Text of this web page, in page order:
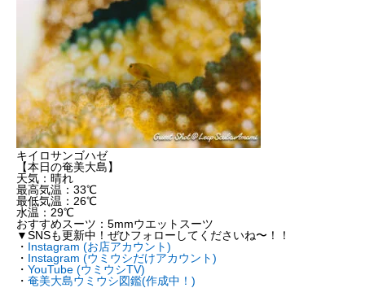
キイロサンゴハゼ
【本日の奄美大島】
天気：晴れ
最高気温：33℃
最低気温：26℃
水温：29℃
おすすめスーツ：5mmウエットスーツ
▼SNSも更新中！ぜひフォローしてくださいね〜！！
・ Instagram (お店アカウント)
・ Instagram (ウミウシだけアカウント)
・ YouTube (ウミウシTV)
・ 奄美大島ウミウシ図鑑(作成中！)